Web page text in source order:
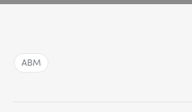
ABM